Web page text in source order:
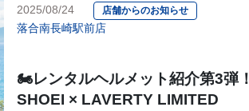
2025/08/24 店舗からのお知らせ
落合南長崎駅前店
🏍レンタルヘルメット紹介第3弾！
SHOEI × LAVERTY LIMITED